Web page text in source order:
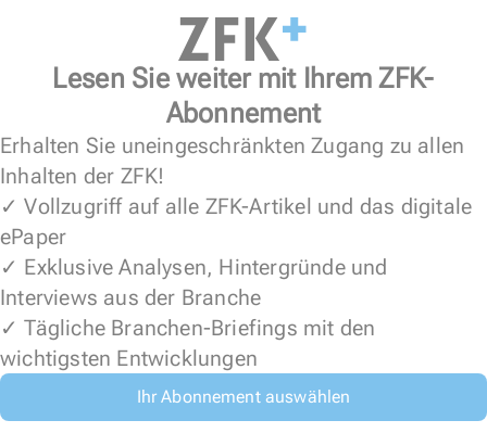
Lesen Sie weiter mit Ihrem ZFK-
Abonnement
Erhalten Sie uneingeschränkten Zugang zu allen
Inhalten der ZFK!
✓ Vollzugriff auf alle ZFK-Artikel und das digitale
ePaper
✓ Exklusive Analysen, Hintergründe und
Interviews aus der Branche
✓ Tägliche Branchen-Briefings mit den
wichtigsten Entwicklungen
Ihr Abonnement auswählen